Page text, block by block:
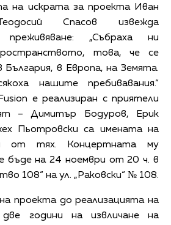
на искрата за проекта Иван
Спасов извежда
преживяване: „Събраха ни
това, че се
България, в Европа, на Земята.
нашите пребивавания.“
е реализиран с приятели
– Димитър Бодуров, Ерик
Пьотровски са имената на
от тях. Концертната му
бъде на 24 ноември от 20 ч. в
108“ на ул. „Раковски“ № 108.
проекта до реализацията на
години на извличане на